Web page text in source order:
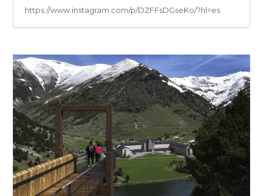
https://www.instagram.com/p/DZFFsDGseKo/?hl=es